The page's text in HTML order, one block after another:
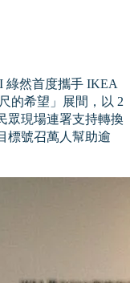
綠然首度攜手 IKEA
的希望」展間，以 2
眾現場連署支持轉換
標號召萬人幫助逾